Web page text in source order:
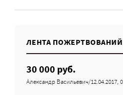
ЛЕНТА ПОЖЕРТВОВАНИЙ
30 000 руб.
Александр Васильевич/12.04.2017,